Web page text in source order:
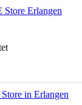
Erlangen
in Erlangen